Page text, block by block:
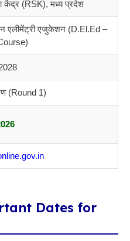
केंद्र (RSK), मध्य प्रदेश
इन एलीमेंट्री एजुकेशन (D.El.Ed –
(Round 1)
Dates for